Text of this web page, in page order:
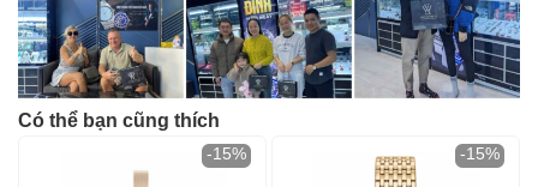
Có thể bạn cũng thích
-15% -15%